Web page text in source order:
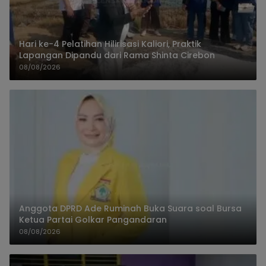
Hari ke-4 Pelatihan Hilirisasi Kaliori, Praktik
Lapangan Dipandu dari Rama Shinta Cirebon
08/08/2026
Anggota DPRD Ade Ruminah Buka Suara soal Bursa
Ketua Partai Golkar Pangandaran
08/08/2026